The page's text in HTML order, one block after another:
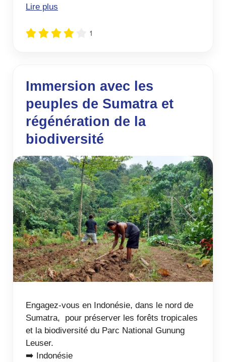
Lire plus
1
Immersion avec les
peuples de Sumatra et
régénération de la
biodiversité
Engagez-vous en Indonésie, dans le nord de
Sumatra, pour préserver les forêts tropicales
et la biodiversité du Parc National Gunung
Leuser.
➡️ Indonésie